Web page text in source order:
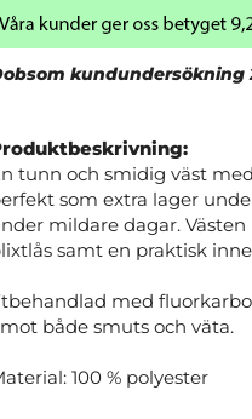
kundundersökning
tunn och smidig väst
som extra lager
mildare dagar.
samt en praktisk
med
både smuts och väta.
100 % polyester